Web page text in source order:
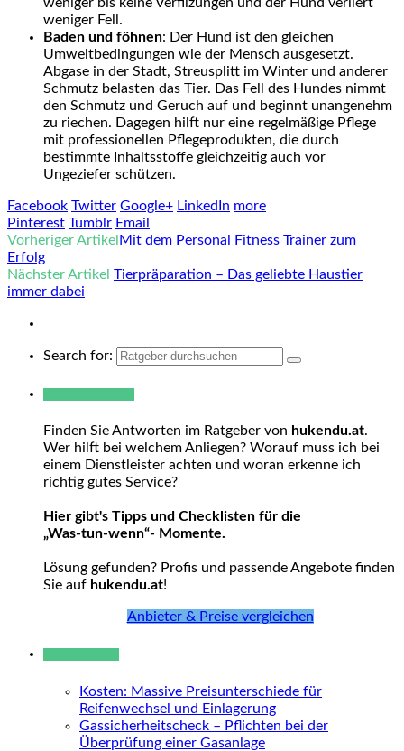
weniger Fell.
Baden und föhnen: Der Hund ist den gleichen
Umweltbedingungen wie der Mensch ausgesetzt.
Abgase in der Stadt, Streusplitt im Winter und anderer
Schmutz belasten das Tier. Das Fell des Hundes nimmt
den Schmutz und Geruch auf und beginnt unangenehm
zu riechen. Dagegen hilft nur eine regelmäßige Pflege
mit professionellen Pflegeprodukten, die durch
bestimmte Inhaltsstoffe gleichzeitig auch vor
Ungeziefer schützen.
Facebook Twitter Google+ LinkedIn more
Pinterest Tumblr Email
Vorheriger Artikel Mit dem Personal Fitness Trainer zum
Erfolg
Nächster Artikel Tierpräparation – Das geliebte Haustier
immer dabei
Search for:
Finden Sie Antworten im Ratgeber von hukendu.at.
Wer hilft bei welchem Anliegen? Worauf muss ich bei
einem Dienstleister achten und woran erkenne ich
richtig gutes Service?
Hier gibt's Tipps und Checklisten für die
„Was-tun-wenn“- Momente.
Lösung gefunden? Profis und passende Angebote finden
Sie auf hukendu.at!
Anbieter & Preise vergleichen
Kosten: Massive Preisunterschiede für
Reifenwechsel und Einlagerung
Gassicherheitscheck – Pflichten bei der
Überprüfung einer Gasanlage